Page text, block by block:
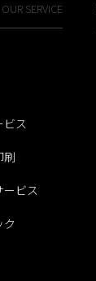
OUR SERVICE
ビス
刷
ービス